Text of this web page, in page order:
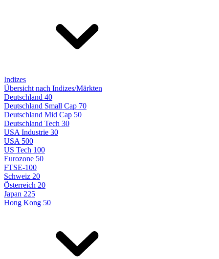
Indizes
Übersicht nach Indizes/Märkten
Deutschland 40
Deutschland Small Cap 70
Deutschland Mid Cap 50
Deutschland Tech 30
USA Industrie 30
USA 500
US Tech 100
Eurozone 50
FTSE-100
Schweiz 20
Österreich 20
Japan 225
Hong Kong 50